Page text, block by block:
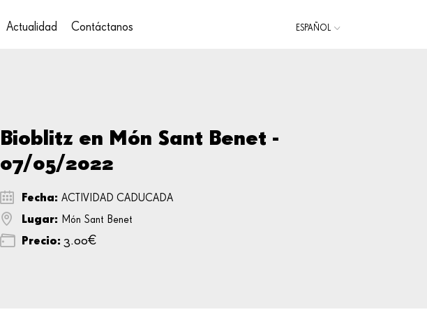
Actualidad Contáctanos ESPAÑOL
Bioblitz en Món Sant Benet -
07/05/2022
Fecha: ACTIVIDAD CADUCADA
Lugar: Món Sant Benet
Precio: 3.00€